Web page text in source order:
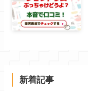
新着記事